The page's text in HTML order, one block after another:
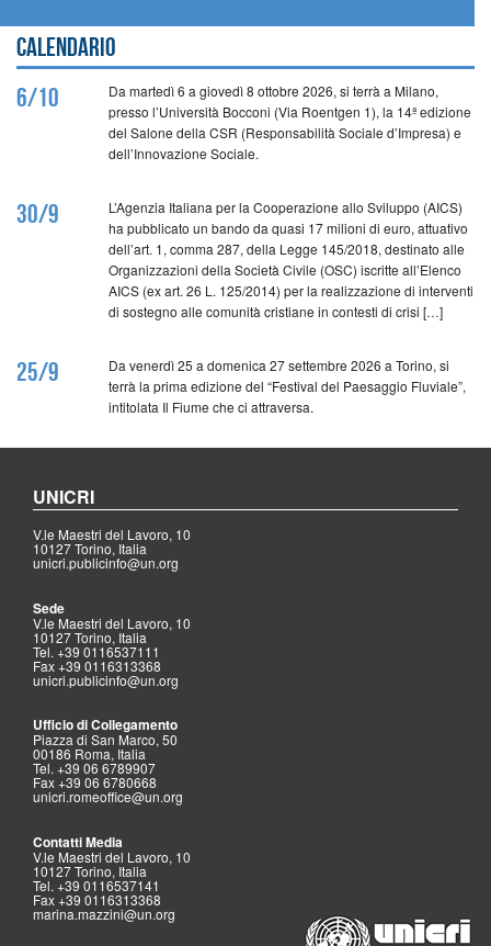
Calendario
6/10
Da martedì 6 a giovedì 8 ottobre 2026, si terrà a Milano,
presso l’Università Bocconi (Via Roentgen 1), la 14ª edizione
del Salone della CSR (Responsabilità Sociale d’Impresa) e
dell’Innovazione Sociale.
30/9
L’Agenzia Italiana per la Cooperazione allo Sviluppo (AICS)
ha pubblicato un bando da quasi 17 milioni di euro, attuativo
dell’art. 1, comma 287, della Legge 145/2018, destinato alle
Organizzazioni della Società Civile (OSC) iscritte all’Elenco
AICS (ex art. 26 L. 125/2014) per la realizzazione di interventi
di sostegno alle comunità cristiane in contesti di crisi […]
25/9
Da venerdì 25 a domenica 27 settembre 2026 a Torino, si
terrà la prima edizione del “Festival del Paesaggio Fluviale”,
intitolata Il Fiume che ci attraversa.
UNICRI
V.le Maestri del Lavoro, 10
10127 Torino, Italia
unicri.publicinfo@un.org
Sede
V.le Maestri del Lavoro, 10
10127 Torino, Italia
Tel. +39 0116537111
Fax +39 0116313368
unicri.publicinfo@un.org
Ufficio di Collegamento
Piazza di San Marco, 50
00186 Roma, Italia
Tel. +39 06 6789907
Fax +39 06 6780668
unicri.romeoffice@un.org
Contatti Media
V.le Maestri del Lavoro, 10
10127 Torino, Italia
Tel. +39 0116537141
Fax +39 0116313368
marina.mazzini@un.org